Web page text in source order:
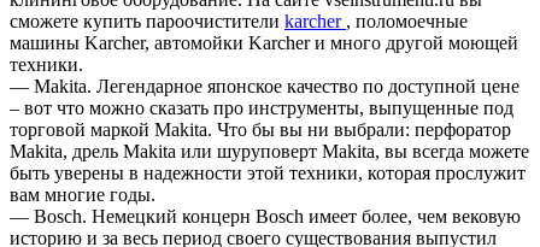
сможете купить пароочистители karcher , поломоечные
машины Karcher, автомойки Karcher и много другой моющей
техники.
— Makita. Легендарное японское качество по доступной цене
– вот что можно сказать про инструменты, выпущенные под
торговой маркой Makita. Что бы вы ни выбрали: перфоратор
Makita, дрель Makita или шуруповерт Makita, вы всегда можете
быть уверены в надежности этой техники, которая прослужит
вам многие годы.
— Bosch. Немецкий концерн Bosch имеет более, чем вековую
историю и за весь период своего существования выпустил